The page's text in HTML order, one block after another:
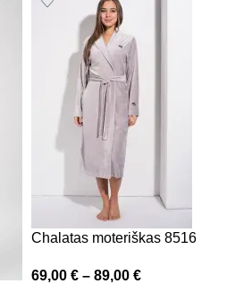
Chalatas moteriškas 8516
69,00 € – 89,00 €